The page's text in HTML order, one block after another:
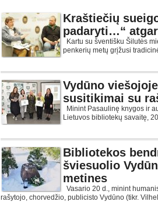
Kraštiečių
padaryti…“
Kartu su šventišku Šilutės
penkerių metų grįžusi
Vydūno
susitikimai su
Minint Pasaulinę knygos ir
Lietuvos bibliotekų savaitę,
Bibliotekos
šviesuolio
metines
Vasario 20 d., minint
rašytojo, chorvedžio, publicisto Vydūno (tikr.